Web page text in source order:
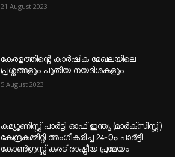
21 August 2023
കേരളത്തിന്റെ കാർഷിക മേഖലയിലെ
പ്രശ്നങ്ങളും പുതിയ നയദിശകളും
5 August 2023
കമ്യൂണിസ്റ്റ് പാർട്ടി ഓഫ് ഇന്ത്യ (മാർക്സിസ്റ്റ്)
കേന്ദ്രകമ്മിറ്റി അംഗീകരിച്ച 24‐ാം പാർട്ടി
കോൺഗ്രസ്സ് കരട് രാഷ്ട്രീയ പ്രമേയം